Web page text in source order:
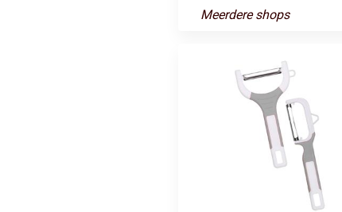
Meerdere shops